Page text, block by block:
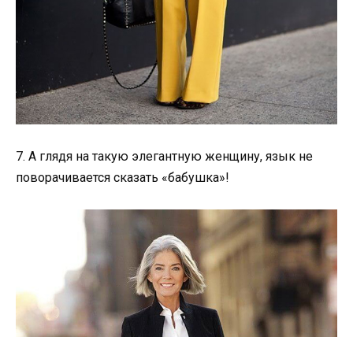
7. А глядя на такую элегантную женщину, язык не
поворачивается сказать «бабушка»!